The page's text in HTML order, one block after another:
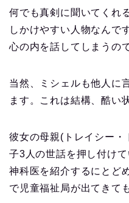
何でも真剣に聞いてくれ
しかけやすい人物なんで
心の内を話してしまうの
当然、ミシェルも他人に
ます。これは結構、酷い
彼女の母親(トレイシー・
子3人の世話を押し付け
神科医を紹介するにとど
で児童福祉局が出てきて